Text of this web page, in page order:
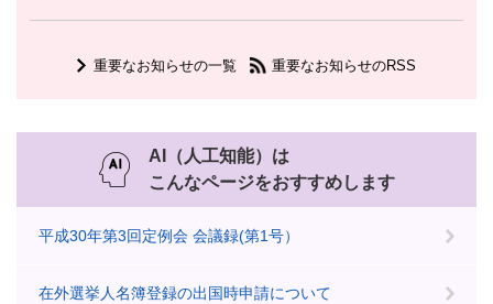
重要なお知らせの一覧 重要なお知らせのRSS
AI（人工知能）は
こんなページをおすすめします
平成30年第3回定例会 会議録(第1号）
在外選挙人名簿登録の出国時申請について